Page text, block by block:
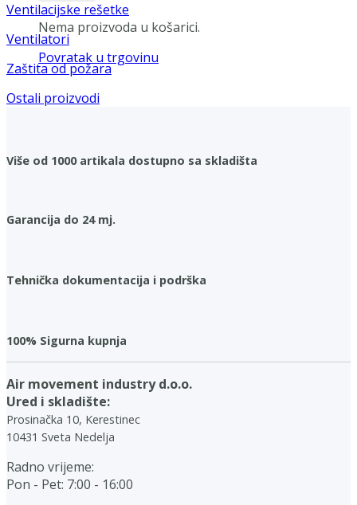
Nema proizvoda u košarici.
Povratak u trgovinu
Ventilacijske rešetke
Ventilatori
Zaštita od požara
Ostali proizvodi
Više od 1000 artikala dostupno sa skladišta
Garancija do 24 mj.
Tehnička dokumentacija i podrška
100% Sigurna kupnja
Air movement industry d.o.o.
Ured i skladište:
Prosinačka 10, Kerestinec
10431 Sveta Nedelja
Radno vrijeme:
Pon - Pet: 7:00 - 16:00